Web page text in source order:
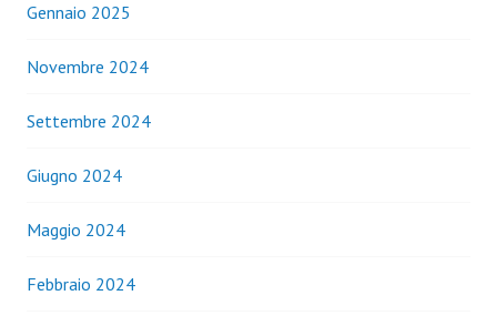
Gennaio 2025
Novembre 2024
Settembre 2024
Giugno 2024
Maggio 2024
Febbraio 2024